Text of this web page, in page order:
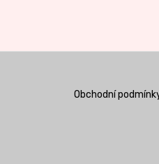
Obchodní